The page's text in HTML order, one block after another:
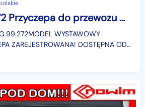
TA-NO G.99.272 Przyczepa do przewozu motocykli MT-1 motocyklowa do motoru Nowim LORRIES
WYSTAWOWY
ZAREJESTROWANA! DOSTĘPNA OD
SZTUKACENA KATALOGOWA